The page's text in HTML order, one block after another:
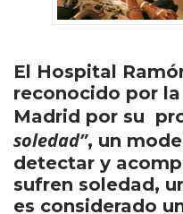
El Hospital
reconocido por
Madrid por su
soledad”, un
detectar y
sufren soledad,
es considerado